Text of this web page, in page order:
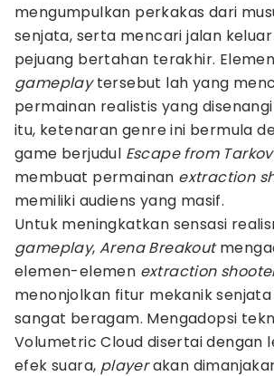
mengumpulkan perkakas dari
senjata, serta mencari jalan
pejuang bertahan terakhir.
gameplaytersebut lah yang
permainan realistis yang disenangi
itu, ketenaran genre ini bermula
game berjudul Escape from Tarkov
membuat permainan extraction
memiliki audiens yang masif.
Untuk meningkatkan sensasi
gameplay,Arena Breakout
elemen-elemen extraction
menonjolkan fitur mekanik
sangat beragam. Mengadopsi
Volumetric Cloud disertai dengan
efek suara, playerakan